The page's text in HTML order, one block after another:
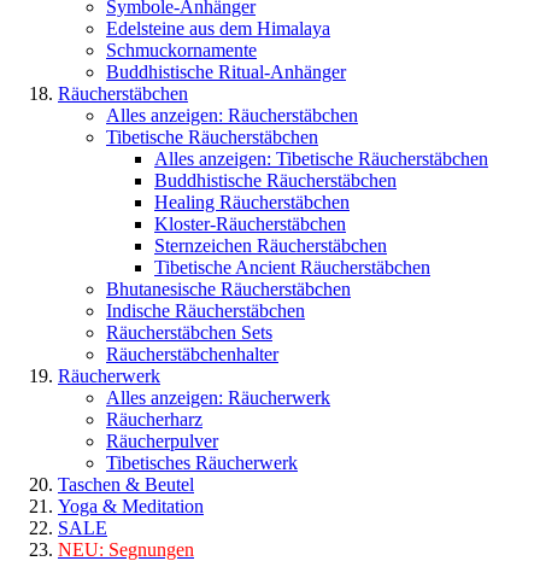
Symbole-Anhänger
Edelsteine aus dem Himalaya
Schmuckornamente
Buddhistische Ritual-Anhänger
Räucherstäbchen
Alles anzeigen: Räucherstäbchen
Tibetische Räucherstäbchen
Alles anzeigen: Tibetische Räucherstäbchen
Buddhistische Räucherstäbchen
Healing Räucherstäbchen
Kloster-Räucherstäbchen
Sternzeichen Räucherstäbchen
Tibetische Ancient Räucherstäbchen
Bhutanesische Räucherstäbchen
Indische Räucherstäbchen
Räucherstäbchen Sets
Räucherstäbchenhalter
Räucherwerk
Alles anzeigen: Räucherwerk
Räucherharz
Räucherpulver
Tibetisches Räucherwerk
Taschen & Beutel
Yoga & Meditation
SALE
NEU: Segnungen